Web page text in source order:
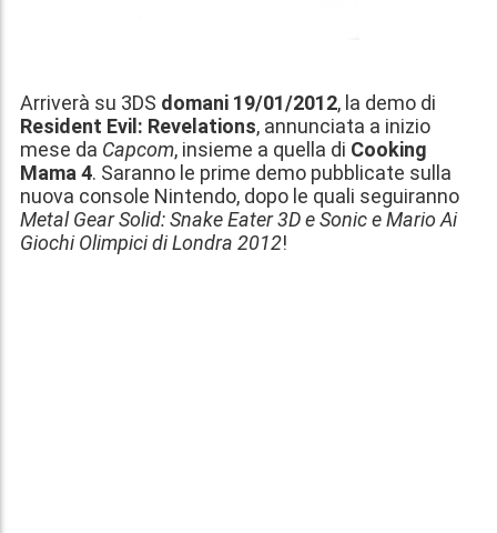
Arriverà su 3DS domani 19/01/2012, la demo di
Resident Evil: Revelations, annunciata a inizio
mese da Capcom, insieme a quella di Cooking
Mama 4. Saranno le prime demo pubblicate sulla
nuova console Nintendo, dopo le quali seguiranno
Metal Gear Solid: Snake Eater 3D e Sonic e Mario Ai
Giochi Olimpici di Londra 2012!